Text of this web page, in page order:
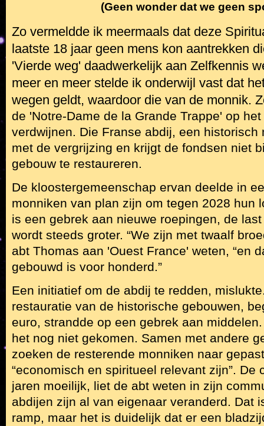
(Geen wonder dat we geen
Zo vermeldde ik meermaals dat deze
laatste 18 jaar geen mens kon aantrekken
'Vierde weg' daadwerkelijk aan Zelfkennis
meer en meer stelde ik onderwijl vast dat
wegen geldt, waardoor die van de monnik.
de 'Notre-Dame de la Grande Trappe' op
verdwijnen. Die Franse abdij, een historisch
met de vergrijzing en krijgt de fondsen niet
gebouw te restaureren.
De kloostergemeenschap ervan deelde in
monniken van plan zijn om tegen 2028 hun
is een gebrek aan nieuwe roepingen, de
wordt steeds groter. “We zijn met twaalf
abt Thomas aan 'Ouest France' weten, “en
gebouwd is voor honderd.”
Een initiatief om de abdij te redden,
restauratie van de historische gebouwen,
euro, strandde op een gebrek aan
het nog niet gekomen. Samen met andere
zoeken de resterende monniken naar
“economisch en spiritueel relevant zijn”. De
jaren moeilijk, liet de abt weten in zijn
abdijen zijn al van eigenaar veranderd. Dat
ramp, maar het is duidelijk dat er een